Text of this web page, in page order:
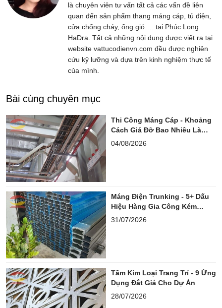
là chuyên viên tư vấn tất cả các vấn đề liên
quan đến sản phẩm thang máng cáp, tủ điện,
cửa chống cháy, ống gió…..tại Phúc Long
HaDra. Tất cả những nội dung được viết ra tại
website vattucodienvn.com đều được nghiên
cứu kỹ lưỡng và dựa trên kinh nghiệm thực tế
của mình.
Bài cùng chuyên mục
Thi Công Máng Cáp - Khoảng
Cách Giá Đỡ Bao Nhiêu Là
Chuẩn?
04/08/2026
Máng Điện Trunking - 5+ Dấu
Hiệu Hàng Gia Công Kém
Chuẩn
31/07/2026
Tấm Kim Loại Trang Trí - 9 Ứng
Dụng Đắt Giá Cho Dự Án
28/07/2026